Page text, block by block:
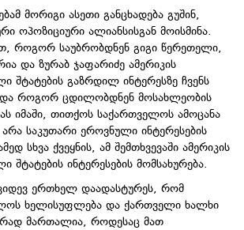
მორიგი ასეთი განცხადება გუშინ,
ოპოზიციური ალიანსისგან მოისმინა.
როგორ საუბრობდნენ გიგი წერეთელი,
და ზურაბ ჯაფარიძე ამერიკის
შტატების გაზრდილ ინტერესზე ჩვენს
როგორ ცდილობდნენ მოსახლეობის
იმაში, თითქოს საქართველოს ამოცანა
საკუთარი ეროვნული ინტერესების
სხვა ქვეყნის, ამ შემთხვევაში ამერიკის
შტატების ინტერესების მომსახურება.
ერთხელ დაადასტურეს, რომ
ხელისუფლება და ქართველი ხალხი
მართალია, როდესაც მათ